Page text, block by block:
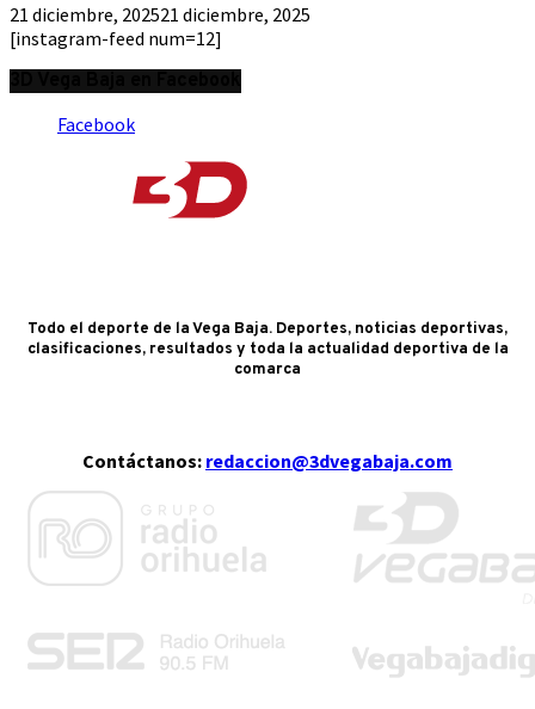
21 diciembre, 202521 diciembre, 2025
[instagram-feed num=12]
Facebook
Todo el deporte de la Vega Baja. Deportes, noticias deportivas,
clasificaciones, resultados y toda la actualidad deportiva de la
comarca
Contáctanos: redaccion@3dvegabaja.com